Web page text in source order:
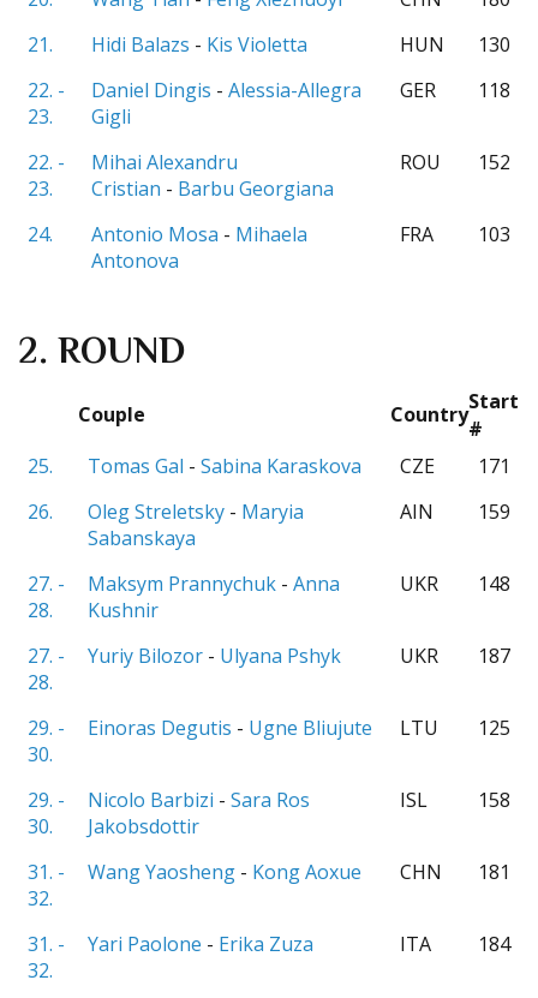
21.
Hidi Balazs - Kis Violetta HUN
130
22. -
23.
Daniel Dingis - Alessia-Allegra
Gigli
GER 118
22. -
23.
Mihai Alexandru
Cristian - Barbu Georgiana
ROU 152
24. Antonio Mosa - Mihaela
Antonova
FRA 103
2. ROUND
Couple CountryStart
#
25.
Tomas Gal - Sabina Karaskova CZE
171
26.
Oleg Streletsky - Maryia
Sabanskaya
AIN 159
27. -
28.
Maksym Prannychuk - Anna
Kushnir
UKR 148
27. -
28.
Yuriy Bilozor - Ulyana Pshyk UKR 187
29. -
30.
Einoras Degutis - Ugne Bliujute LTU 125
29. -
30.
Nicolo Barbizi - Sara Ros
Jakobsdottir
ISL 158
31. -
32.
Wang Yaosheng - Kong Aoxue CHN 181
31. -
32.
Yari Paolone - Erika Zuza ITA 184